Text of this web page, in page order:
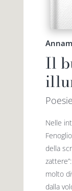
Il
Poesie
Nelle
della
molto
dalla